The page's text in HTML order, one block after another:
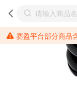
赛盈平台部分商品含有相关成分元素，请各位分销商需提前了解产品材质情况，并针对其做好相关的风险把控，以免造成不必要的损失。 *美国加州65法案进一步规定了对于仅包含致癌物质，仅包含致生殖毒性物质，同时包含致癌物质和致生殖毒性物质，亦或是包含某一物质即为致癌物质又为致生殖毒性物质的产品的警示标语要求